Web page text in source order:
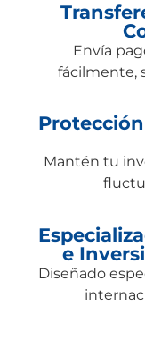
Envía
fácilmente,
Mantén tu
e
Diseñado